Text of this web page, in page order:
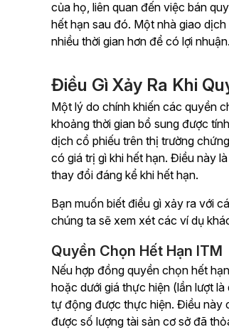
của họ, liên quan đến việc bán
hết hạn sau đó. Một nhà giao
nhiều thời gian hơn để có lợi nhuận.
Điều Gì Xảy Ra Khi
Một lý do chính khiến các quyền
khoảng thời gian bổ sung được
dịch cổ phiếu trên thị trường
có giá trị gì khi hết hạn. Điều này
thay đổi đáng kể khi hết hạn.
Bạn muốn biết điều gì xảy ra với
chúng ta sẽ xem xét các ví dụ
Quyền Chọn Hết Hạn ITM
Nếu hợp đồng quyền chọn hết
hoặc dưới giá thực hiện (lần lượt
tự động được thực hiện. Điều này
được số lượng tài sản cơ sở đã